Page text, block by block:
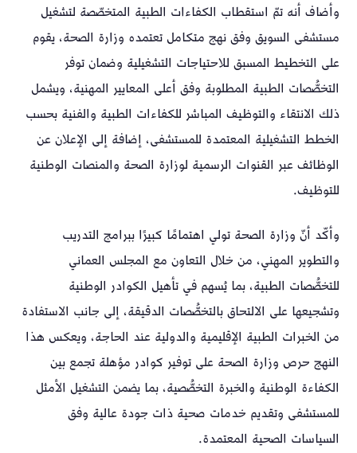
وأضاف أنه تمّ استقطاب الكفاءات الطبية المتخصّصة لتشغيل
مستشفى السويق وفق نهج متكامل تعتمده وزارة الصحة، يقوم
على التخطيط المسبق للاحتياجات التشغيلية وضمان توفر
التخصُّصات الطبية المطلوبة وفق أعلى المعايير المهنية، ويشمل
ذلك الانتقاء والتوظيف المباشر للكفاءات الطبية والفنية بحسب
الخطط التشغيلية المعتمدة للمستشفى، إضافة إلى الإعلان عن
الوظائف عبر القنوات الرسمية لوزارة الصحة والمنصات الوطنية
للتوظيف.
وأكّد أنّ وزارة الصحة تولي اهتمامًا كبيرًا ببرامج التدريب
والتطوير المهني، من خلال التعاون مع المجلس العماني
للتخصُّصات الطبية، بما يُسهم في تأهيل الكوادر الوطنية
وتشجيعها على الالتحاق بالتخصُّصات الدقيقة، إلى جانب الاستفادة
من الخبرات الطبية الإقليمية والدولية عند الحاجة، ويعكس هذا
النهج حرص وزارة الصحة على توفير كوادر مؤهلة تجمع بين
الكفاءة الوطنية والخبرة التخصُّصية، بما يضمن التشغيل الأمثل
للمستشفى وتقديم خدمات صحية ذات جودة عالية وفق
السياسات الصحية المعتمدة.